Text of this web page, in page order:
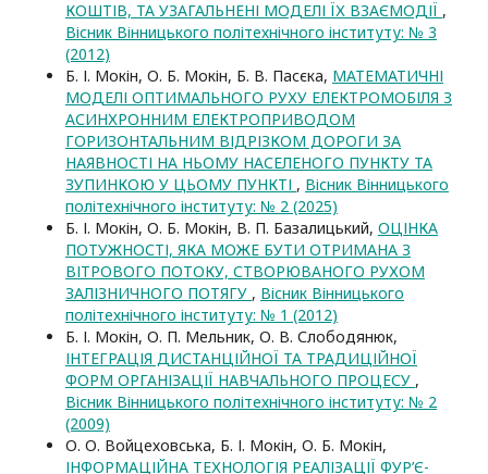
КОШТІВ, ТА УЗАГАЛЬНЕНІ МОДЕЛІ ЇХ ВЗАЄМОДІЇ ,
Вісник Вінницького політехнічного інституту: № 3
(2012)
Б. І. Мокін, О. Б. Мокін, Б. В. Пасєка, МАТЕМАТИЧНІ
МОДЕЛІ ОПТИМАЛЬНОГО РУХУ ЕЛЕКТРОМОБІЛЯ З
АСИНХРОННИМ ЕЛЕКТРОПРИВОДОМ
ГОРИЗОНТАЛЬНИМ ВІДРІЗКОМ ДОРОГИ ЗА
НАЯВНОСТІ НА НЬОМУ НАСЕЛЕНОГО ПУНКТУ ТА
ЗУПИНКОЮ У ЦЬОМУ ПУНКТІ , Вісник Вінницького
політехнічного інституту: № 2 (2025)
Б. І. Мокін, О. Б. Мокін, В. П. Базалицький, ОЦІНКА
ПОТУЖНОСТІ, ЯКА МОЖЕ БУТИ ОТРИМАНА З
ВІТРОВОГО ПОТОКУ, СТВОРЮВАНОГО РУХОМ
ЗАЛІЗНИЧНОГО ПОТЯГУ , Вісник Вінницького
політехнічного інституту: № 1 (2012)
Б. І. Мокін, О. П. Мельник, О. В. Слободянюк,
ІНТЕГРАЦІЯ ДИСТАНЦІЙНОЇ ТА ТРАДИЦІЙНОЇ
ФОРМ ОРГАНІЗАЦІЇ НАВЧАЛЬНОГО ПРОЦЕСУ ,
Вісник Вінницького політехнічного інституту: № 2
(2009)
О. О. Войцеховська, Б. І. Мокін, О. Б. Мокін,
ІНФОРМАЦІЙНА ТЕХНОЛОГІЯ РЕАЛІЗАЦІЇ ФУР’Є-